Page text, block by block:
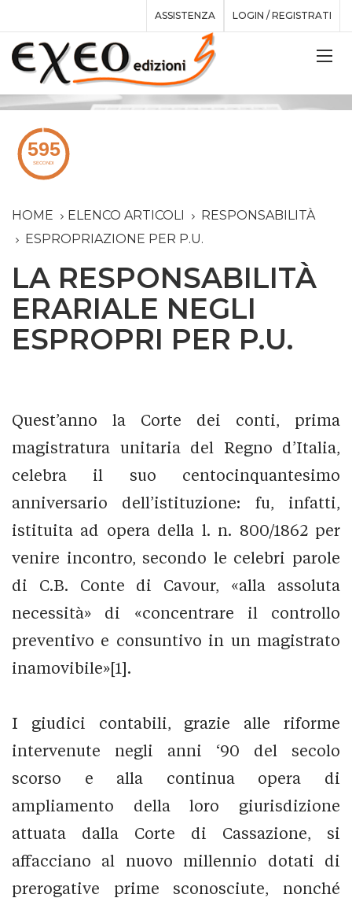
ASSISTENZA LOGIN / REGISTRATI
HOME ELENCO ARTICOLI
RESPONSABILITÀ
ESPROPRIAZIONE PER P.U.
LA RESPONSABILITÀ
ERARIALE NEGLI
ESPROPRI PER P.U.
Quest’anno la Corte dei conti, prima
magistratura unitaria del Regno d’Italia,
celebra il suo centocinquantesimo
anniversario dell’istituzione: fu, infatti,
istituita ad opera della l. n. 800/1862 per
venire incontro, secondo le celebri parole
di C.B. Conte di Cavour, «alla assoluta
necessità» di «concentrare il controllo
preventivo e consuntivo in un magistrato
inamovibile»[1].
I giudici contabili, grazie alle riforme
intervenute negli anni ‘90 del secolo
scorso e alla continua opera di
ampliamento della loro giurisdizione
attuata dalla Corte di Cassazione, si
affacciano al nuovo millennio dotati di
prerogative prime sconosciute, nonché